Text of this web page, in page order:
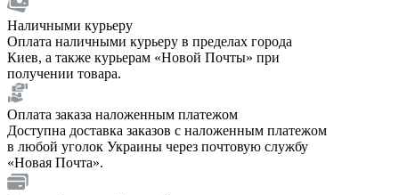
Наличными курьеру
Оплата наличными курьеру в пределах города
Киев, а также курьерам «Новой Почты» при
получении товара.
Оплата заказа наложенным платежом
Доступна доставка заказов с наложенным платежом
в любой уголок Украины через почтовую службу
«Новая Почта».